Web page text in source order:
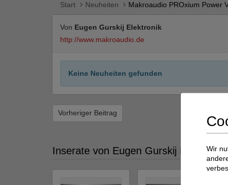
Start Neuheiten Makroaudio PROxium Power
Von Eugen Gurskij Elektronik
http://www.makroaudio.de
Keine Neuheiten gefunden
Vorheriger Beitrag
Inserate von Eugen Gurskij
Wir